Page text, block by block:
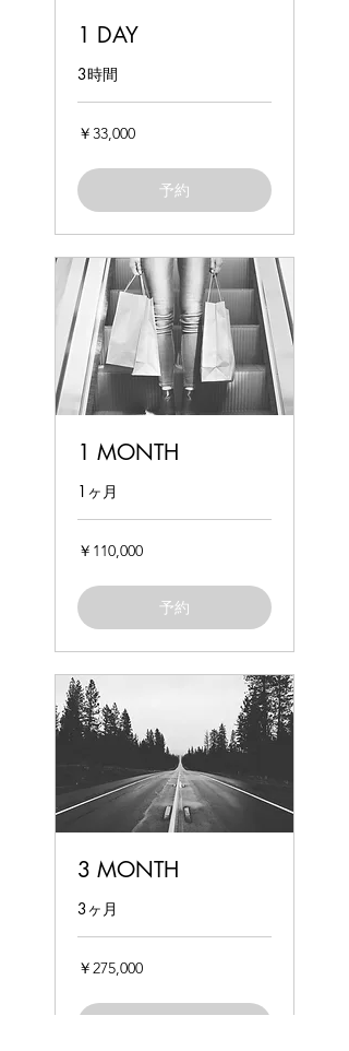
1 DAY
3時間
33,000
円
￥33,000
予約
1 MONTH
1ヶ月
110,000
円
￥110,000
予約
3 MONTH
3ヶ月
275,000
円
￥275,000